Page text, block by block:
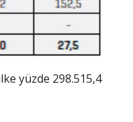
yüzde 298.515,4